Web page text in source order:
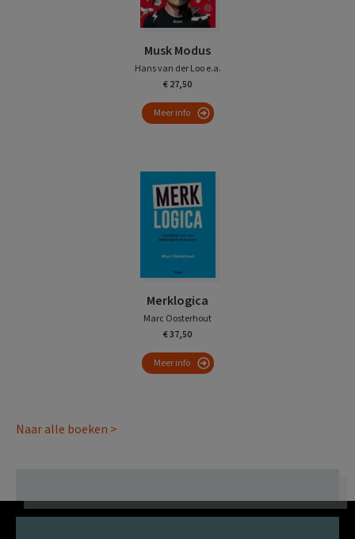
Musk Modus
Hans van der Loo e.a.
€ 27,50
Meer info
Merklogica
Marc Oosterhout
€ 37,50
Meer info
Naar alle boeken >